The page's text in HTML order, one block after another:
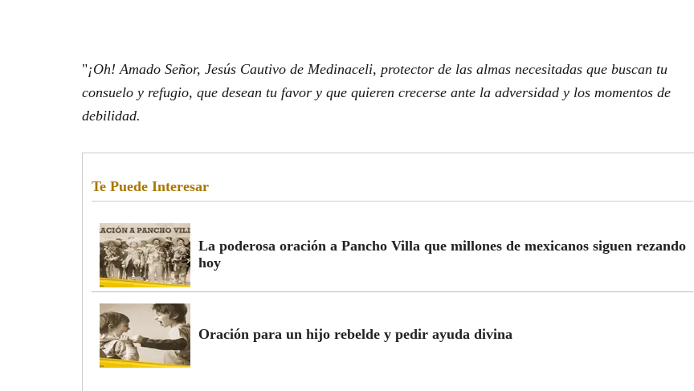
"¡Oh! Amado Señor, Jesús Cautivo de Medinaceli, protector de las almas necesitadas que buscan tu
consuelo y refugio, que desean tu favor y que quieren crecerse ante la adversidad y los momentos de
debilidad.
Te Puede Interesar
La poderosa oración a Pancho Villa que millones de mexicanos siguen rezando
hoy
Oración para un hijo rebelde y pedir ayuda divina